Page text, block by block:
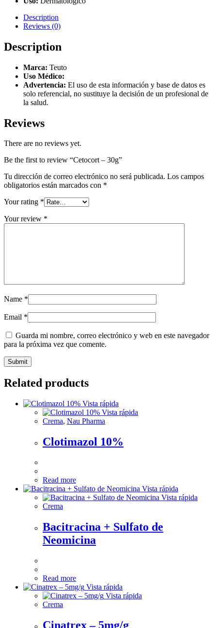
Description
Reviews (0)
Description
Marca: Teuto
Uso Médico:
Advertencia: El uso de esta información y base de datos es
solo referencial, no sustituye la decisión de un profesional de
la salud.
Reviews
There are no reviews yet.
Be the first to review “Cetocort – 30g”
Tu dirección de correo electrónico no será publicada. Los campos
obligatorios están marcados con *
Your rating *
Your review *
Name *
Email *
Guarda mi nombre, correo electrónico y web en este navegador
para la próxima vez que comente.
Related products
Vista rápida
Vista rápida
Crema, Nau Pharma
Clotimazol 10%
Read more
Vista rápida
Vista rápida
Crema
Bacitracina + Sulfato de
Neomicina
Read more
Vista rápida
Vista rápida
Crema
Cinatrex – 5mg/g